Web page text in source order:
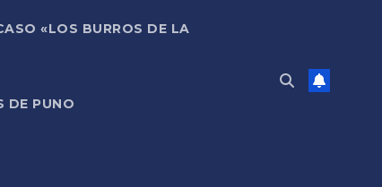
«LOS BURROS DE LA
DE PUNO